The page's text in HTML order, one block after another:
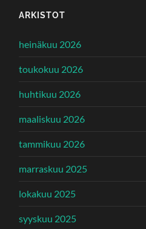
ARKISTOT
heinäkuu 2026
toukokuu 2026
huhtikuu 2026
maaliskuu 2026
tammikuu 2026
marraskuu 2025
lokakuu 2025
syyskuu 2025